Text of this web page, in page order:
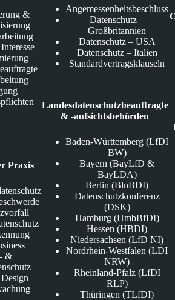
&
Praxis
&
Angemessenheitsbeschluss
Datenschutz –
Großbritannien
Datenschutz – USA
Datenschutz – Italien
Standardvertragsklauseln
Landesdatenschutzbeauftragte
& -aufsichtsbehörden
Baden-Württemberg (LfDI
BW)
Bayern (BayLfD &
BayLDA)
Berlin (BlnBDI)
Datenschutzkonferenz
(DSK)
Hamburg (HmbBfDI)
Hessen (HBDI)
Niedersachsen (LfD NI)
Nordrhein-Westfalen (LDI
NRW)
Rheinland-Pfalz (LfDI
RLP)
Thüringen (TLfDI)